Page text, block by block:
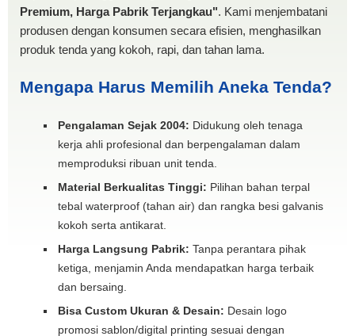
Premium, Harga Pabrik Terjangkau". Kami menjembatani
produsen dengan konsumen secara efisien, menghasilkan
produk tenda yang kokoh, rapi, dan tahan lama.
Mengapa Harus Memilih Aneka Tenda?
Pengalaman Sejak 2004: Didukung oleh tenaga
kerja ahli profesional dan berpengalaman dalam
memproduksi ribuan unit tenda.
Material Berkualitas Tinggi: Pilihan bahan terpal
tebal waterproof (tahan air) dan rangka besi galvanis
kokoh serta antikarat.
Harga Langsung Pabrik: Tanpa perantara pihak
ketiga, menjamin Anda mendapatkan harga terbaik
dan bersaing.
Bisa Custom Ukuran & Desain: Desain logo
promosi sablon/digital printing sesuai dengan